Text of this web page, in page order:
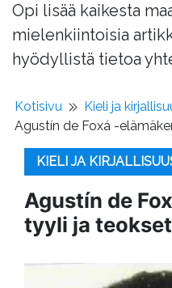
Opi lisää kaikesta
mielenkiintoisia
hyödyllistä tietoa
Kotisivu
Kieli ja
Agustín de Foxá -
KIELI JA
Agustín de
tyyli ja teokset